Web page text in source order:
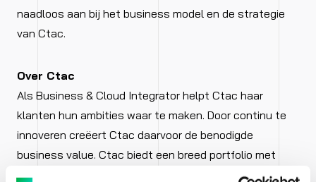
naadloos aan bij het business model en de strategie
van Ctac.
Over Ctac
Als Business & Cloud Integrator helpt Ctac haar
klanten hun ambities waar te maken. Door continu te
innoveren creëert Ctac daarvoor de benodigde
business value. Ctac biedt een breed portfolio met
oplossingen van SAP en Microsoft ‘on any cloud’ en